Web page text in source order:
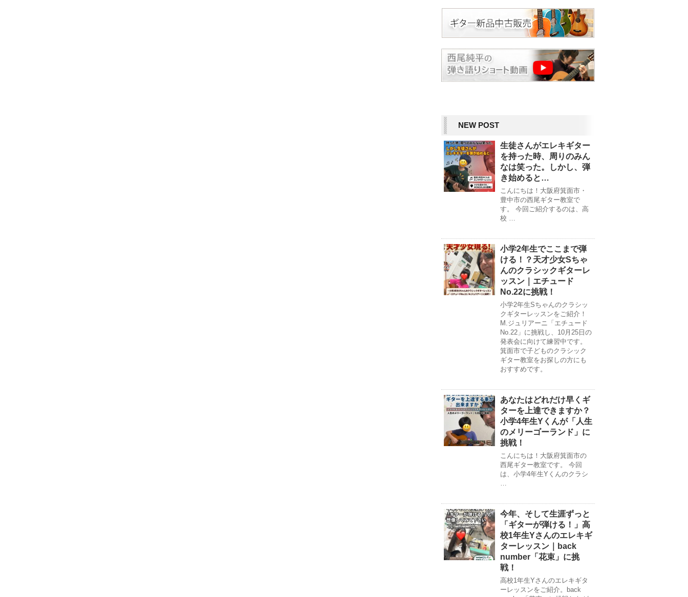
NEW POST
生徒さんがエレキギター
を持った時、周りのみん
なは笑った。しかし、弾
き始めると…
こんにちは！大阪府箕面市・
豊中市の西尾ギター教室で
す。 今回ご紹介するのは、高
校 …
小学2年生でここまで弾
ける！？天才少女Sちゃ
んのクラシックギターレ
ッスン｜エチュード
No.22に挑戦！
小学2年生Sちゃんのクラシッ
クギターレッスンをご紹介！
M.ジュリアーニ「エチュード
No.22」に挑戦し、10月25日の
発表会に向けて練習中です。
箕面市で子どものクラシック
ギター教室をお探しの方にも
おすすめです。
あなたはどれだけ早くギ
ターを上達できますか？
小学4年生Yくんが「人生
のメリーゴーランド」に
挑戦！
こんにちは！大阪府箕面市の
西尾ギター教室です。 今回
は、小学4年生Yくんのクラシ
…
今年、そして生涯ずっと
「ギターが弾ける！」高
校1年生Yさんのエレキギ
ターレッスン｜back
number「花束」に挑
戦！
高校1年生Yさんのエレキギタ
ーレッスンをご紹介。back